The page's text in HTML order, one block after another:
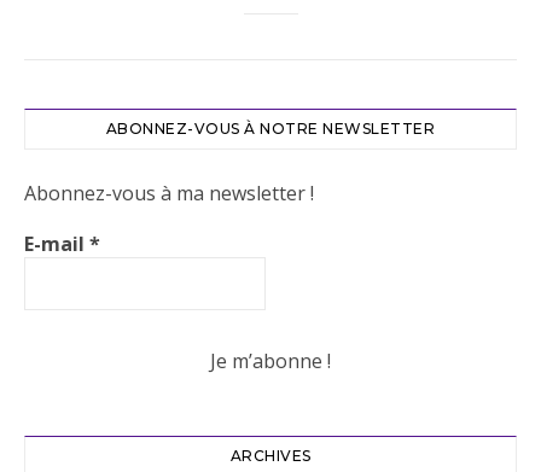
ABONNEZ-VOUS À NOTRE NEWSLETTER
Abonnez-vous à ma newsletter !
E-mail *
ARCHIVES